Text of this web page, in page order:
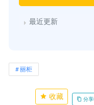
最近更新
丽柜
收藏 分享